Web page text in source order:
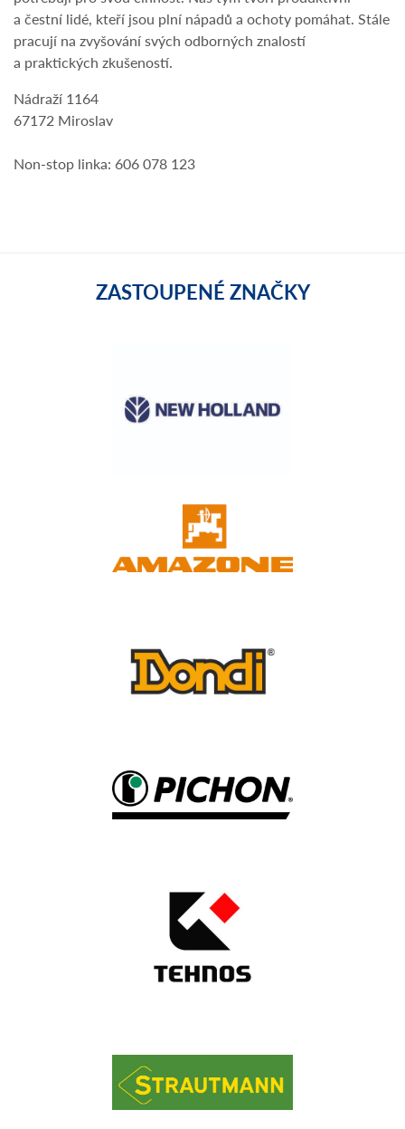
a čestní lidé, kteří jsou plní nápadů a ochoty pomáhat. Stále
pracují na zvyšování svých odborných znalostí
a praktických zkušeností.
Nádraží 1164
67172 Miroslav
Non-stop linka: 606 078 123
ZASTOUPENÉ ZNAČKY